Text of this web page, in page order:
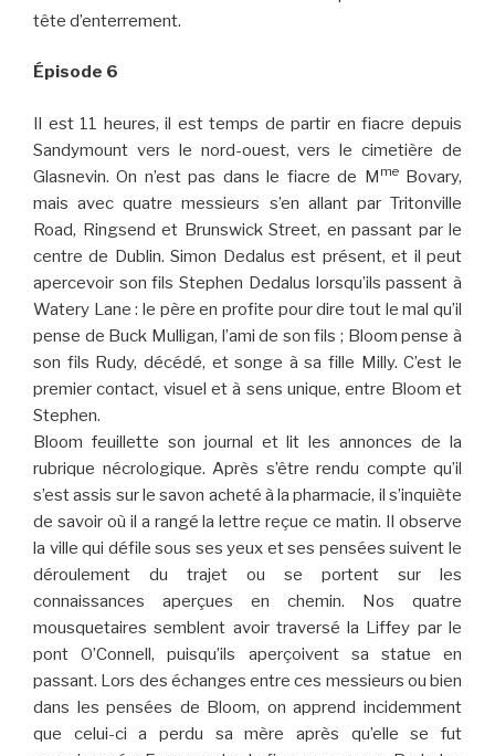
tête d’enterrement.
Épisode 6
Il est 11 heures, il est temps de partir en fiacre depuis
Sandymount vers le nord-ouest, vers le cimetière de
Glasnevin. On n’est pas dans le fiacre de M meBovary,
mais avec quatre messieurs s’en allant par Tritonville
Road, Ringsend et Brunswick Street, en passant par le
centre de Dublin. Simon Dedalus est présent, et il peut
apercevoir son fils Stephen Dedalus lorsqu’ils passent à
Watery Lane : le père en profite pour dire tout le mal qu’il
pense de Buck Mulligan, l’ami de son fils ; Bloom pense à
son fils Rudy, décédé, et songe à sa fille Milly. C’est le
premier contact, visuel et à sens unique, entre Bloom et
Stephen.
Bloom feuillette son journal et lit les annonces de la
rubrique nécrologique. Après s’être rendu compte qu’il
s’est assis sur le savon acheté à la pharmacie, il s’inquiète
de savoir où il a rangé la lettre reçue ce matin. Il observe
la ville qui défile sous ses yeux et ses pensées suivent le
déroulement du trajet ou se portent sur les
connaissances aperçues en chemin. Nos quatre
mousquetaires semblent avoir traversé la Liffey par le
pont O’Connell, puisqu’ils aperçoivent sa statue en
passant. Lors des échanges entre ces messieurs ou bien
dans les pensées de Bloom, on apprend incidemment
que celui-ci a perdu sa mère après qu’elle se fut